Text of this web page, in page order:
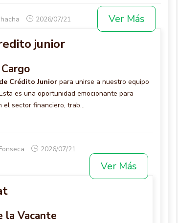
2026/07/21 Ver Más
junior
Crédito Junior para unirse a nuestro equipo
es una oportunidad emocionante para
sector financiero, trab...
2026/07/21
Ver Más
la Vacante